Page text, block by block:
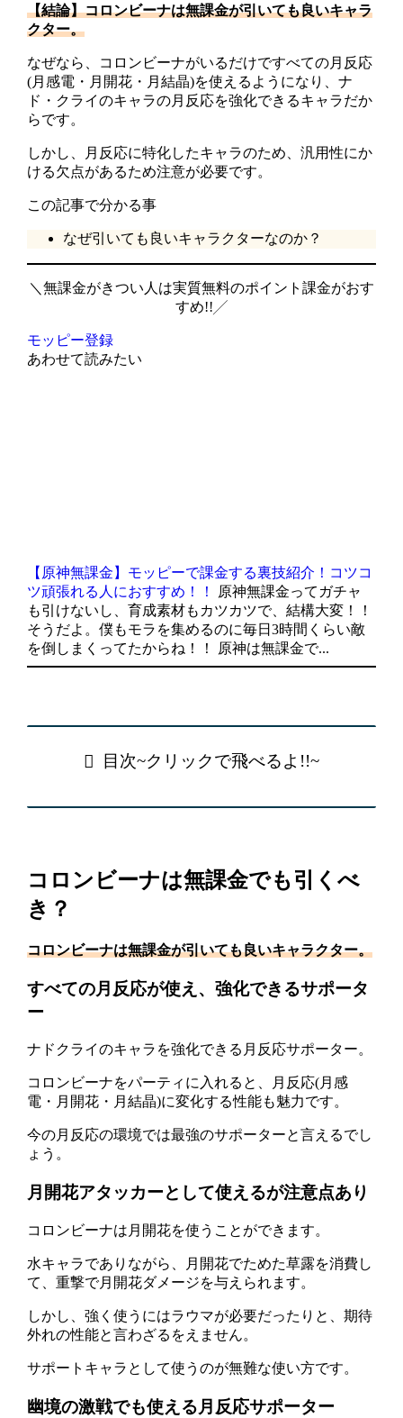
【結論】コロンビーナは無課金が引いても良いキャラ
クター。
なぜなら、コロンビーナがいるだけですべての月反応
(月感電・月開花・月結晶)を使えるようになり、ナ
ド・クライのキャラの月反応を強化できるキャラだか
らです。
しかし、月反応に特化したキャラのため、汎用性にか
ける欠点があるため注意が必要です。
この記事で分かる事
なぜ引いても良いキャラクターなのか？
＼無課金がきつい人は実質無料のポイント課金がおす
すめ!!╱
モッピー登録
あわせて読みたい
【原神無課金】モッピーで課金する裏技紹介！コツコ
ツ頑張れる人におすすめ！！
原神無課金ってガチャ
も引けないし、育成素材もカツカツで、結構大変！！
そうだよ。僕もモラを集めるのに毎日3時間くらい敵
を倒しまくってたからね！！ 原神は無課金で...
目次~クリックで飛べるよ!!~
コロンビーナは無課金でも引くべ
き？
コロンビーナは無課金が引いても良いキャラクター。
すべての月反応が使え、強化できるサポータ
ー
ナドクライのキャラを強化できる月反応サポーター。
コロンビーナをパーティに入れると、月反応(月感
電・月開花・月結晶)に変化する性能も魅力です。
今の月反応の環境では最強のサポーターと言えるでし
ょう。
月開花アタッカーとして使えるが注意点あり
コロンビーナは月開花を使うことができます。
水キャラでありながら、月開花でためた草露を消費し
て、重撃で月開花ダメージを与えられます。
しかし、強く使うにはラウマが必要だったりと、期待
外れの性能と言わざるをえません。
サポートキャラとして使うのが無難な使い方です。
幽境の激戦でも使える月反応サポーター